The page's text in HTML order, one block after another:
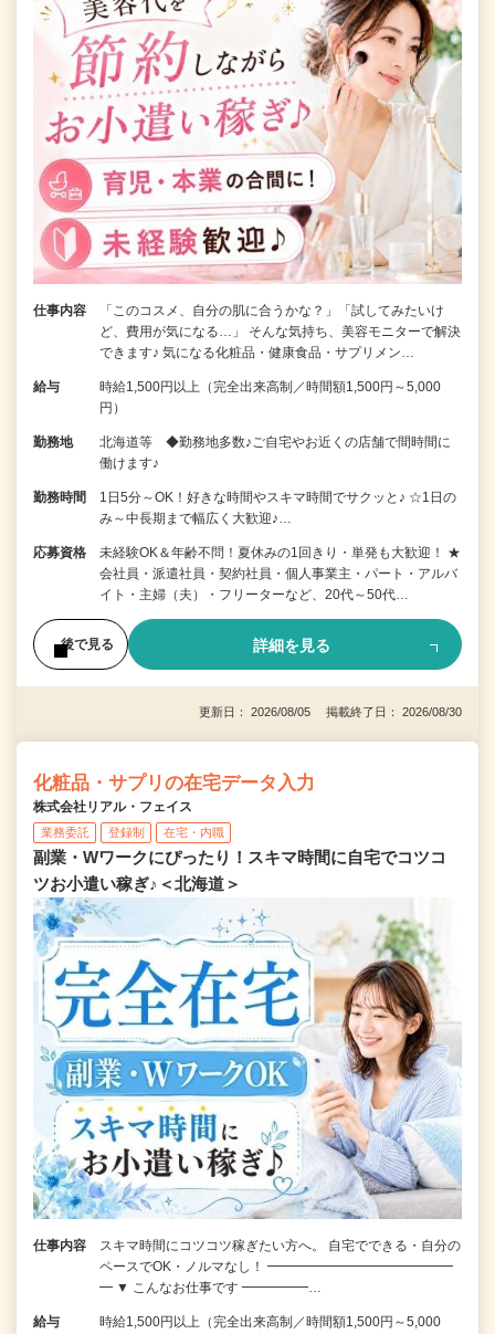
仕事内容
「このコスメ、自分の肌に合うかな？」「試してみたいけ
ど、費用が気になる…」 そんな気持ち、美容モニターで解決
できます♪ 気になる化粧品・健康食品・サプリメン…
給与
時給1,500円以上（完全出来高制／時間額1,500円～5,000
円）
勤務地
北海道等 ◆勤務地多数♪ご自宅やお近くの店舗で間時間に
働けます♪
勤務時間
1日5分～OK！好きな時間やスキマ時間でサクッと♪ ☆1日の
み～中長期まで幅広く大歓迎♪…
応募資格
未経験OK＆年齢不問！夏休みの1回きり・単発も大歓迎！ ★
会社員・派遣社員・契約社員・個人事業主・パート・アルバ
イト・主婦（夫）・フリーターなど、20代～50代…
後で見る 詳細を見る
更新日： 2026/08/05 掲載終了日： 2026/08/30
化粧品・サプリの在宅データ入力
株式会社リアル・フェイス
業務委託 登録制 在宅・内職
副業・Wワークにぴったり！スキマ時間に自宅でコツコ
ツお小遣い稼ぎ♪＜北海道＞
仕事内容
スキマ時間にコツコツ稼ぎたい方へ。 自宅でできる・自分の
ペースでOK・ノルマなし！ ━━━━━━━━━━━━━━
━ ▼ こんなお仕事です ━━━━━…
給与
時給1,500円以上（完全出来高制／時間額1,500円～5,000